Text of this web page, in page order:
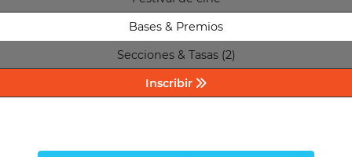
Bases & Premios
Secciones & Tasas (2)
Inscribir